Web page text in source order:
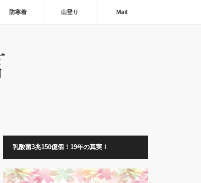
防寒着 山登り Mail
乳酸菌3兆150億個！19年の真実！